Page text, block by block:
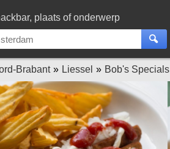
plaats of onderwerp
Brabant Liessel Bob's Specials